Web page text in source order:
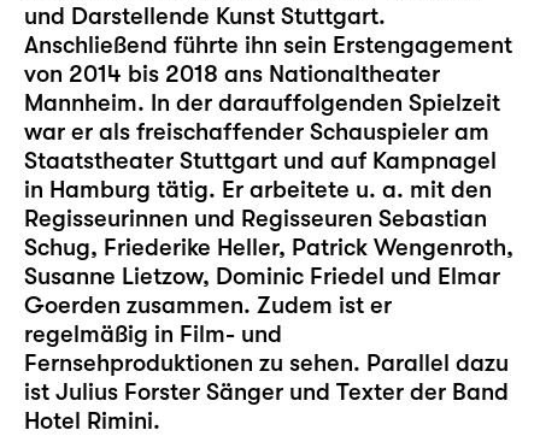
und Darstellende Kunst Stuttgart.
Anschließend führte ihn sein Erstengagement
von 2014 bis 2018 ans Nationaltheater
Mannheim. In der darauffolgenden Spielzeit
war er als freischaffender Schauspieler am
Staatstheater Stuttgart und auf Kampnagel
in Hamburg tätig. Er arbeitete u. a. mit den
Regisseurinnen und Regisseuren Sebastian
Schug, Friederike Heller, Patrick Wengenroth,
Susanne Lietzow, Dominic Friedel und Elmar
Goerden zusammen. Zudem ist er
regelmäßig in Film- und
Fernsehproduktionen zu sehen. Parallel dazu
ist Julius Forster Sänger und Texter der Band
Hotel Rimini.